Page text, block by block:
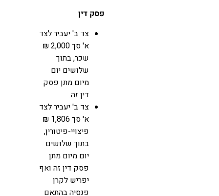
פסק דין
צד ב' יעביר לצד
א' סך 2,000 ₪
שכר, בתוך
שלושים יום
מיום מתן פסק
דין זה.
צד ב' יעביר לצד
א' סך 1,806 ₪
פיצויי-פיטורין,
בתוך שלושים
יום מיום מתן
פסק דין זה ואף
יפריש לקרן
פנסיה בהתאם